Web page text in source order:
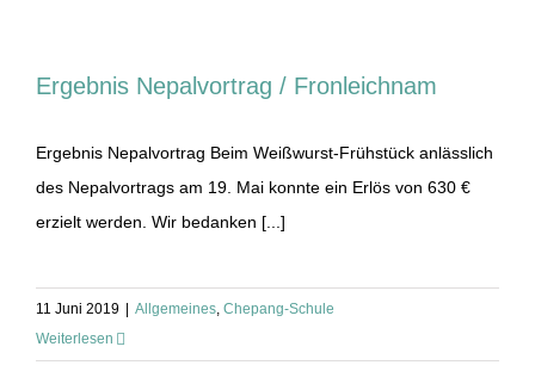
Ergebnis Nepalvortrag / Fronleichnam
Ergebnis Nepalvortrag Beim Weißwurst-Frühstück anlässlich
des Nepalvortrags am 19. Mai konnte ein Erlös von 630 €
erzielt werden. Wir bedanken [...]
11 Juni 2019 Allgemeines, Chepang-Schule
Weiterlesen